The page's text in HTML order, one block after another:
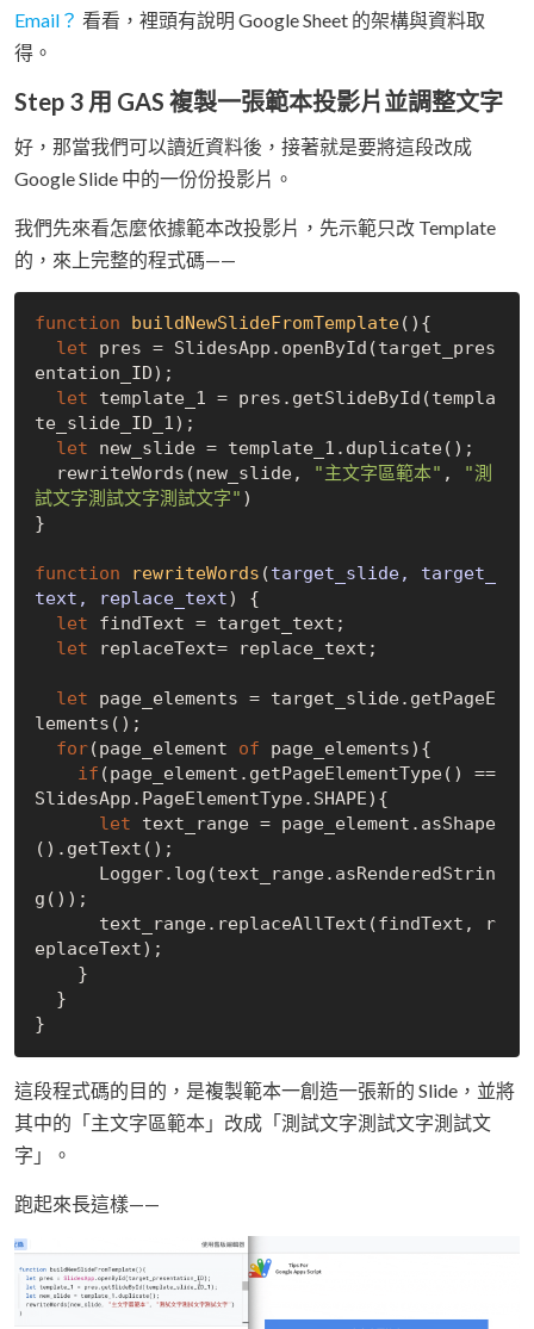
Email？ 看看，裡頭有說明 Google Sheet 的架構與資料取
得。
Step 3 用 GAS 複製一張範本投影片並調整文字
好，那當我們可以讀近資料後，接著就是要將這段改成
Google Slide 中的一份份投影片。
我們先來看怎麼依據範本改投影片，先示範只改 Template
的，來上完整的程式碼——
function buildNewSlideFromTemplate( ) {
let pres = SlidesApp.openById(target_pres
entation_ID);
let template_1 = pres.getSlideById(templa
te_slide_ID_1);
let new_slide = template_1.duplicate();
  rewriteWords(new_slide,
"主文字區範本" ,
"測
試文字測試文字測試文字" )
}
function rewriteWords (target_slide, target_
text, replace_text) {
let findText = target_text;
let replaceText= replace_text;
let page_elements = target_slide.getPageE
lements();
for(page_element of page_elements){
if (page_element.getPageElementType() ==
SlidesApp.PageElementType.SHAPE){
let text_range = page_element.asShape
().getText();
g());
eplaceText);
這段程式碼的目的，是複製範本一創造一張新的 Slide，並將
其中的「主文字區範本」改成「測試文字測試文字測試文
字」。
跑起來長這樣——